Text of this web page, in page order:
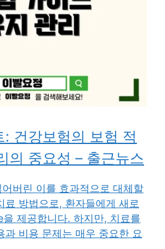
: 건강보험의 보험 적
의 중요성 – 출근뉴스
버린 이를 효과적으로 대체할
료 방법으로, 환자들에게 새로
제공합니다. 하지만, 치료를
과 비용 문제는 매우 중요한 요